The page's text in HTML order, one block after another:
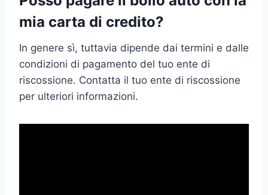
mia carta di credito?
In genere sì, tuttavia dipende dai termini e dalle
condizioni di pagamento del tuo ente di
riscossione. Contatta il tuo ente di riscossione
per ulteriori informazioni.